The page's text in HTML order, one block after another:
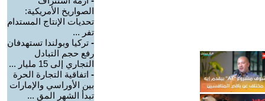
الصواريخ الأمريكية:
تحديات الإنتاج المستدام
تفر ...
- تركيا وبولندا تستهدفان
رفع حجم التبادل
التجاري إلى 15 مليار ...
- اتفاقية التجارة الحرة
بين الأوراسي والإمارات
تبدأ الشهر المق ...